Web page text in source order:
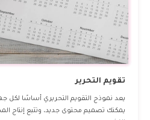
تقويم التحرير
يعد نموذج التقويم التحريري أساسًا
يمكنك تصميم محتوى جديد، وتتبع إنتاج